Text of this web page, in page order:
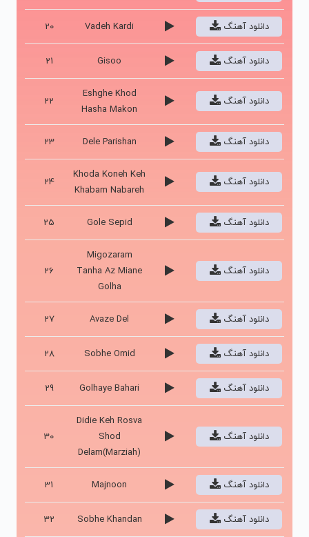
20 Vadeh Kardi دانلود آهنگ
21 Gisoo دانلود آهنگ
22
Eshghe Khod
Hasha Makon
دانلود آهنگ
23 Dele Parishan دانلود آهنگ
24
Khoda Koneh Keh
Khabam Nabareh
دانلود آهنگ
25 Gole Sepid دانلود آهنگ
26
Migozaram
Tanha Az Miane
Golha
دانلود آهنگ
27 Avaze Del دانلود آهنگ
28 Sobhe Omid دانلود آهنگ
29 Golhaye Bahari دانلود آهنگ
30
Didie Keh Rosva
Shod
Delam(Marziah)
دانلود آهنگ
31 Majnoon دانلود آهنگ
32 Sobhe Khandan دانلود آهنگ